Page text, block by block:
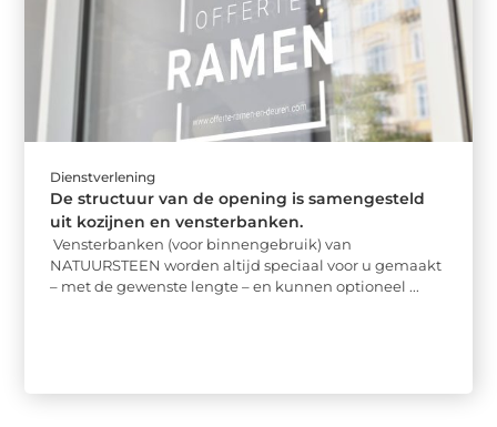
Dienstverlening
De structuur van de opening is samengesteld
uit kozijnen en vensterbanken.
Vensterbanken (voor binnengebruik) van
NATUURSTEEN worden altijd speciaal voor u gemaakt
– met de gewenste lengte – en kunnen optioneel ...